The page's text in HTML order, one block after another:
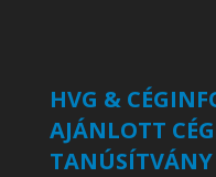
HVG &
AJÁNLOTT
TANÚSÍTVÁNY